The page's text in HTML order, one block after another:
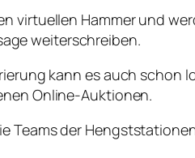
virtuellen Hammer und
weiterschreiben.
kann es auch schon
Online-Auktionen.
der